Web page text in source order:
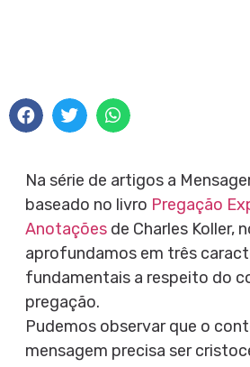
Na série de artigos a
baseado no livro Pregação
Anotaçõesde Charles Koller,
aprofundamos em três
fundamentais a respeito do
pregação.
Pudemos observar que o
mensagem precisa ser